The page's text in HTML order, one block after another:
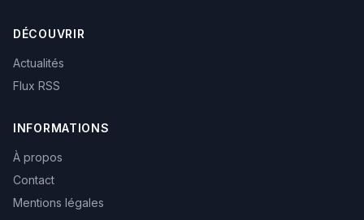
DÉCOUVRIR
Actualités
Flux RSS
INFORMATIONS
À propos
Contact
Mentions légales